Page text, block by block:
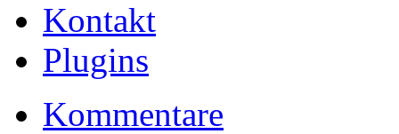
Kontakt
Plugins
Kommentare